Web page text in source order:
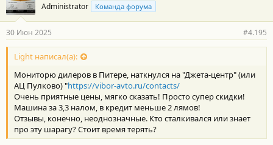
Administrator Команда форума
30 Июн 2025 #4.195
Light написал(а):
Мониторю дилеров в Питере, наткнулся на "Джета-центр" (или
АЦ Пулково) "https://vibor-avto.ru/contacts/
Очень приятные цены, мягко сказать! Просто супер скидки!
Машина за 3,3 налом, в кредит меньше 2 лямов!
Отзывы, конечно, неоднозначные. Кто сталкивался или знает
про эту шарагу? Стоит время терять?